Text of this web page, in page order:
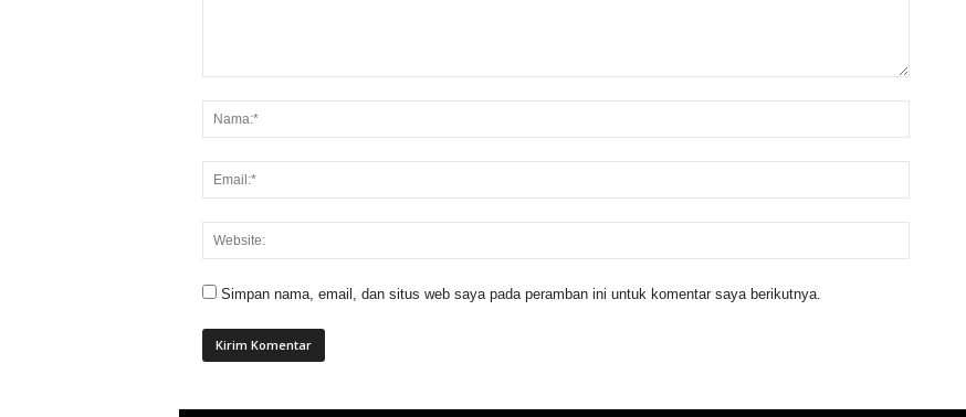
Simpan nama, email, dan situs web saya pada peramban ini untuk komentar saya berikutnya.